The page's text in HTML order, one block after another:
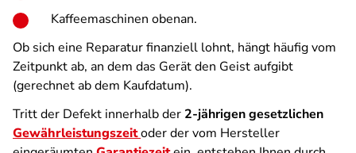
Kaffeemaschinen obenan.
Ob sich eine Reparatur finanziell lohnt, hängt häufig vom
Zeitpunkt ab, an dem das Gerät den Geist aufgibt
(gerechnet ab dem Kaufdatum).
Tritt der Defekt innerhalb der 2-jährigen gesetzlichen
Gewährleistungszeitoder der vom Hersteller